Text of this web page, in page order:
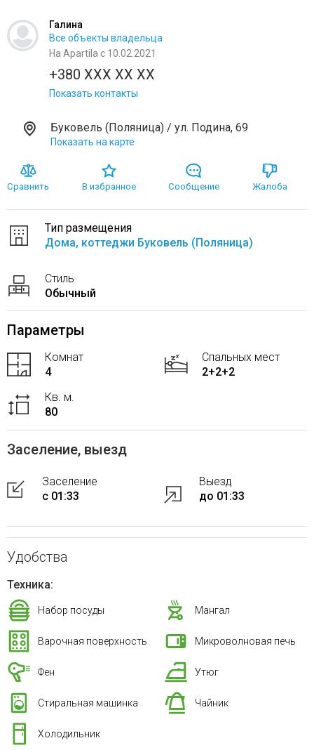
Галина
Все объекты владельца
На Apartila с 10.02.2021
+380 XXX XX XX
Показать контакты
Буковель (Поляница) / ул. Подина, 69
Показать на карте
Сравнить В избранное Сообщение Жалоба
Тип размещения
Дома, коттеджи Буковель (Поляница)
Стиль
Обычный
Параметры
Комнат
4
Спальных мест
2+2+2
Кв. м.
80
Заселение, выезд
Заселение
с 01:33
Выезд
до 01:33
Удобства
Техника:
Набор посуды Мангал
Варочная поверхность Микроволновая печь
Фен Утюг
Стиральная машинка Чайник
Холодильник